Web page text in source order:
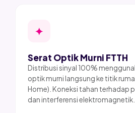
✦
Serat Optik Murni FTTH
Distribusi sinyal 100%
optik murni langsung ke titik
Home). Koneksi tahan terhadap
dan interferensi elektromagnetik.